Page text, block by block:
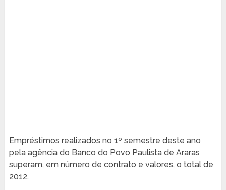
Empréstimos realizados no 1º semestre deste ano
pela agência do Banco do Povo Paulista de Araras
superam, em número de contrato e valores, o total de
2012.